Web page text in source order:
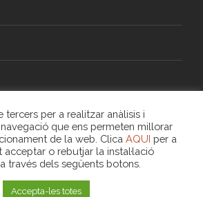
- UNIÓ DE COOPERATIVES
ASSOCIAT DE LES ILLES
BALEARS
tercers per a realitzar anàlisis i
que ens permeten millorar
de la web. Clica AQUI per a
acceptar o rebutjar la instal·lació
través dels següents botons.
Accepta-les totes